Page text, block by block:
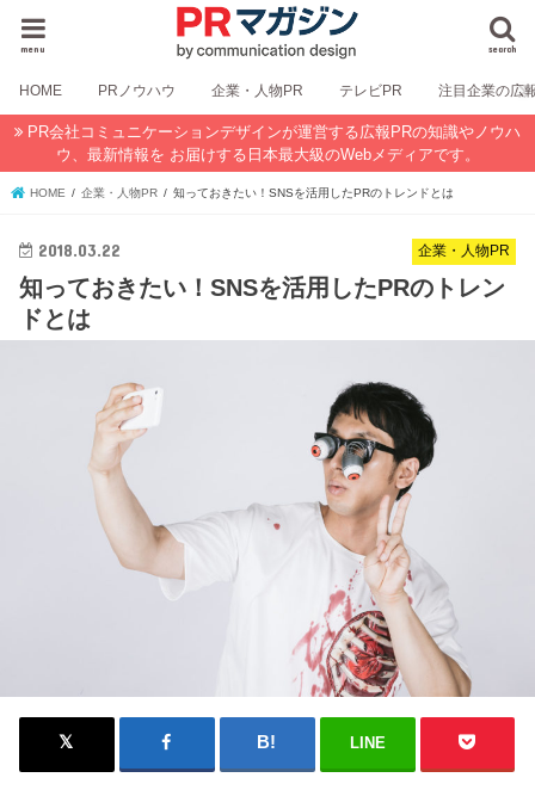
search
menu
HOME PRノウハウ 企業・人物PR テレビPR 注目企業の広
PR会社コミュニケーションデザインが運営する広報PRの知識やノウハ
ウ、最新情報を お届けする日本最大級のWebメディアです。
HOME 企業・人物PR 知っておきたい！SNSを活用したPRのトレンドとは
企業・人物PR
2018.03.22
知っておきたい！SNSを活用したPRのトレン
ドとは
LINE